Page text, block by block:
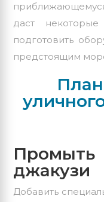
даст
подготовить
предстоящим
джакузи
Добавить